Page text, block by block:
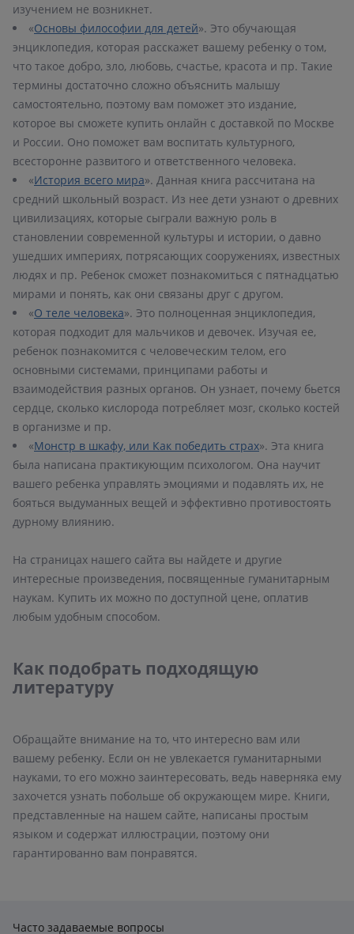
«Основы философии для детей». Это обучающая
энциклопедия, которая расскажет вашему ребенку о том,
что такое добро, зло, любовь, счастье, красота и пр. Такие
термины достаточно сложно объяснить малышу
самостоятельно, поэтому вам поможет это издание,
которое вы сможете купить онлайн с доставкой по Москве
и России. Оно поможет вам воспитать культурного,
«История всего мира». Данная книга рассчитана на
средний школьный возраст. Из нее дети узнают о древних
цивилизациях, которые сыграли важную роль в
становлении современной культуры и истории, о давно
ушедших империях, потрясающих сооружениях, известных
людях и пр. Ребенок сможет познакомиться с пятнадцатью
«О теле человека». Это полноценная энциклопедия,
которая подходит для мальчиков и девочек. Изучая ее,
ребенок познакомится с человеческим телом, его
основными системами, принципами работы и
взаимодействия разных органов. Он узнает, почему бьется
сердце, сколько кислорода потребляет мозг, сколько костей
«Монстр в шкафу, или Как победить страх». Эта книга
была написана практикующим психологом. Она научит
вашего ребенка управлять эмоциями и подавлять их, не
бояться выдуманных вещей и эффективно противостоять
дурному влиянию.
На страницах нашего сайта вы найдете и другие
интересные произведения, посвященные гуманитарным
наукам. Купить их можно по доступной цене, оплатив
любым удобным способом.
Как подобрать подходящую
литературу
Обращайте внимание на то, что интересно вам или
вашему ребенку. Если он не увлекается гуманитарными
науками, то его можно заинтересовать, ведь наверняка ему
захочется узнать побольше об окружающем мире. Книги,
представленные на нашем сайте, написаны простым
языком и содержат иллюстрации, поэтому они
гарантированно вам понравятся.
Часто задаваемые вопросы